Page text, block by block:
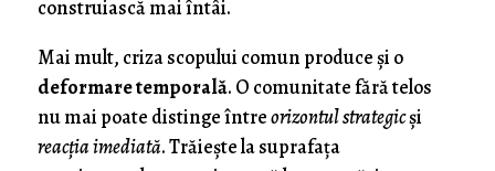
construiască mai întâi.
Mai mult, criza scopului comun produce și o
deformare temporală. O comunitate fără telos
nu mai poate distinge întreorizontul strategicși
reacția imediată. Trăiește la suprafața